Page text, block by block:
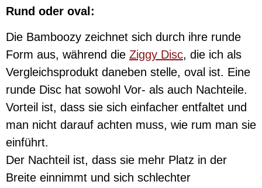
Rund oder oval:
Die Bamboozy zeichnet sich durch ihre runde
Form aus, während die Ziggy Disc, die ich als
Vergleichsprodukt daneben stelle, oval ist. Eine
runde Disc hat sowohl Vor- als auch Nachteile.
Vorteil ist, dass sie sich einfacher entfaltet und
man nicht darauf achten muss, wie rum man sie
einführt.
Der Nachteil ist, dass sie mehr Platz in der
Breite einnimmt und sich schlechter